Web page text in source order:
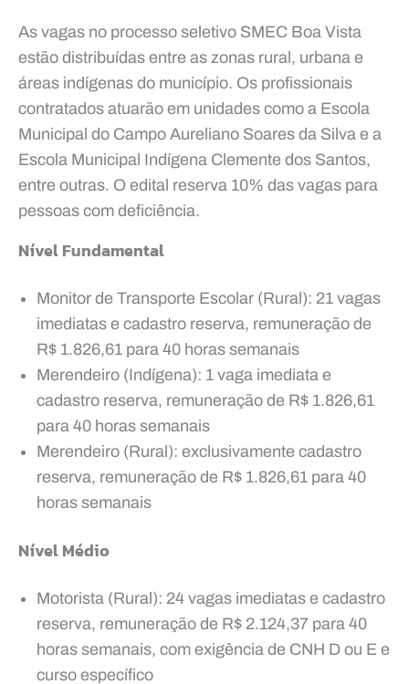
As vagas no processo seletivo SMEC Boa Vista
estão distribuídas entre as zonas rural, urbana e
áreas indígenas do município. Os profissionais
contratados atuarão em unidades como a Escola
Municipal do Campo Aureliano Soares da Silva e a
Escola Municipal Indígena Clemente dos Santos,
entre outras. O edital reserva 10% das vagas para
pessoas com deficiência.
Nível Fundamental
Monitor de Transporte Escolar (Rural): 21 vagas
imediatas e cadastro reserva, remuneração de
R$ 1.826,61 para 40 horas semanais
Merendeiro (Indígena): 1 vaga imediata e
cadastro reserva, remuneração de R$ 1.826,61
para 40 horas semanais
Merendeiro (Rural): exclusivamente cadastro
reserva, remuneração de R$ 1.826,61 para 40
horas semanais
Nível Médio
Motorista (Rural): 24 vagas imediatas e cadastro
reserva, remuneração de R$ 2.124,37 para 40
horas semanais, com exigência de CNH D ou E e
curso específico